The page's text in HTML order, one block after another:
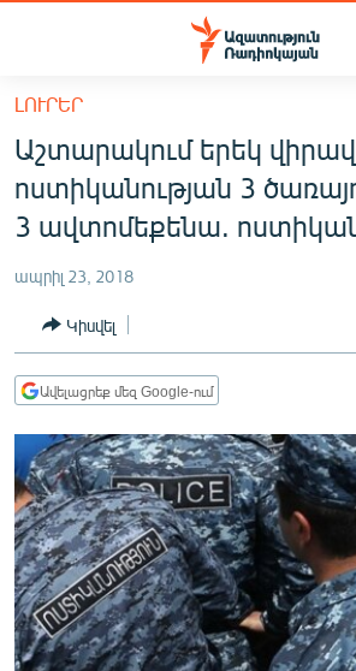
Մատչելիության
հիմնական
բովանդակությանը
հիմնական
մենյուին
ՀԱՅԱՍՏԱՆ
ՔԱՂԱՔԱԿԱՆ
ՀԱՍԱՐԱԿՈՒԹՅՈՒՆ
ՏՆՏԵՍՈՒԹՅՈՒՆ
ՂԱՐԱԲԱՂ
ՊԱՏԵՐԱԶՄԻ 6 ՇԱԲԱԹՆԵՐԸ
ՏԱՐԱԾԱՇՐՋԱՆ
ՄԻՋԱԶԳԱՅԻՆ
ՄՇԱԿՈՒՅԹ
ՍՊՈՐՏ
ԼՈՒՐԵՐ
Աշտարակում երեկ
ոստիկանության 3
3 ավտոմեքենա.
ապրիլ 23, 2018
Կիսվել
Ավելացրեք մեզ Google-ում